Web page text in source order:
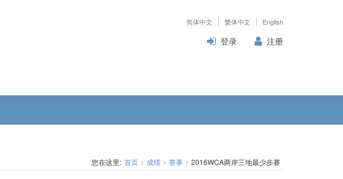
简体中文 繁体中文 English
登录 注册
您在这里: 首页 成绩 赛事 2016WCA两岸三地最少步赛